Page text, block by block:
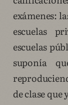
exámenes:
escuelas
escuelas
suponía
de clase